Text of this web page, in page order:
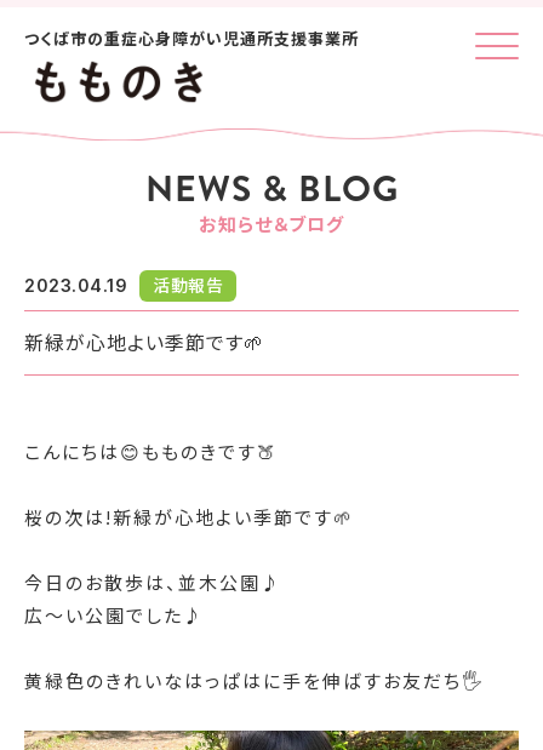
つくば市の重症心身障がい児通所支援事業所
Click
NEWS & BLOG
お知らせ＆ブログ
2023.04.19 活動報告
新緑が心地よい季節です🌱
こんにちは😊もものきです🍑
桜の次は!新緑が心地よい季節です🌱
今日のお散歩は、並木公園♪
広〜い公園でした♪
黄緑色のきれいなはっぱはに手を伸ばすお友だち🖐️